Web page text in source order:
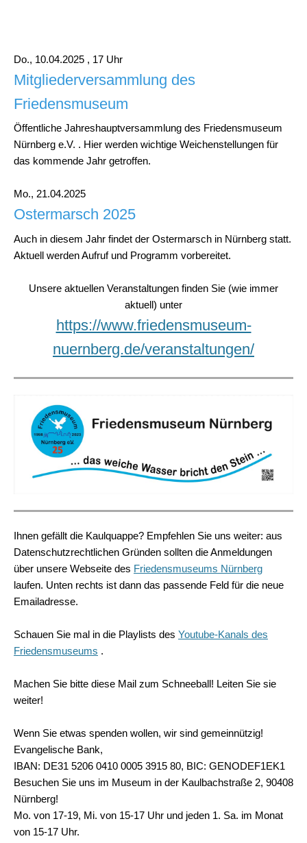
Do., 10.04.2025 , 17 Uhr
Mitgliederversammlung des
Friedensmuseum
Öffentliche Jahreshauptversammlung des Friedensmuseum
Nürnberg e.V. . Hier werden wichtige Weichenstellungen für
das kommende Jahr getroffen.
Mo., 21.04.2025
Ostermarsch 2025
Auch in diesem Jahr findet der Ostermarsch in Nürnberg statt.
Aktuell werden Aufruf und Programm vorbereitet.
Unsere aktuellen Veranstaltungen finden Sie (wie immer
aktuell) unter
https://www.friedensmuseum-
nuernberg.de/veranstaltungen/
Ihnen gefällt die Kaulquappe? Empfehlen Sie uns weiter: aus
Datenschutzrechtlichen Gründen sollten die Anmeldungen
über unsere Webseite des Friedensmuseums Nürnberg
laufen. Unten rechts ist dann das passende Feld für die neue
Emailadresse.
Schauen Sie mal in die Playlists des Youtube-Kanals des
Friedensmuseums .
Machen Sie bitte diese Mail zum Schneeball! Leiten Sie sie
weiter!
Wenn Sie etwas spenden wollen, wir sind gemeinnützig!
Evangelische Bank,
IBAN: DE31 5206 0410 0005 3915 80, BIC: GENODEF1EK1
Besuchen Sie uns im Museum in der Kaulbachstraße 2, 90408
Nürnberg!
Mo. von 17-19, Mi. von 15-17 Uhr und jeden 1. Sa. im Monat
von 15-17 Uhr.